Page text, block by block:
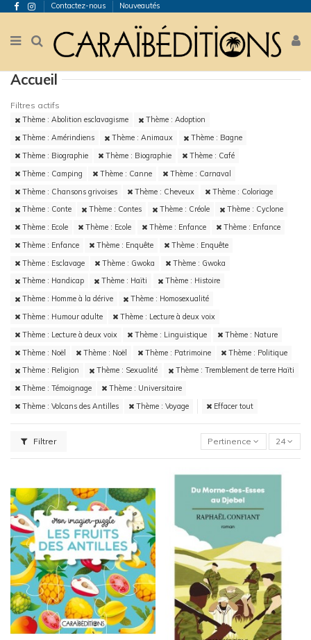
Contactez-nous Nouveautés
Accueil
Filtres actifs
Thème : Abolition esclavagisme
Thème : Adoption
Thème : Amérindiens
Thème : Animaux
Thème : Bagne
Thème : Biographie
Thème : Biographie
Thème : Café
Thème : Camping
Thème : Canne
Thème : Carnaval
Thème : Chansons grivoises
Thème : Cheveux
Thème : Coloriage
Thème : Conte
Thème : Contes Thème : Créole
Thème : Cyclone
Thème : Ecole
Thème : Ecole Thème : Enfance
Thème : Enfance
Thème : Enfance
Thème : Enquête
Thème : Enquête
Thème : Esclavage
Thème : Gwoka
Thème : Gwoka
Thème : Handicap
Thème : Haïti
Thème : Histoire
Thème : Homme à la dérive
Thème : Homosexualité
Thème : Humour adulte
Thème : Lecture à deux voix
Thème : Lecture à deux voix
Thème : Linguistique
Thème : Nature
Thème : Noël
Thème : Noël Thème : Patrimoine
Thème : Politique
Thème : Religion
Thème : Sexualité
Thème : Tremblement de terre Haïti
Thème : Témoignage
Thème : Universitaire
Thème : Volcans des Antilles
Thème : Voyage Effacer tout
Filtrer Pertinence 24